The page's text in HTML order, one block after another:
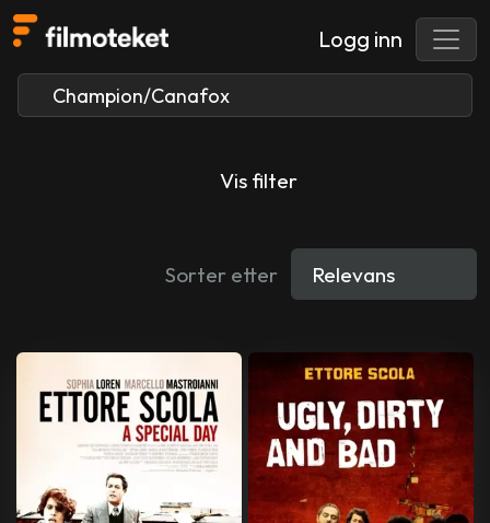
Logg inn
Vis filter
Sorter etter